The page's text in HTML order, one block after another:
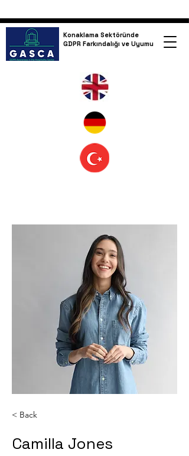
Konaklama Sektöründe
GDPR Farkındalığı ve Uyumu
< Back
Camilla Jones